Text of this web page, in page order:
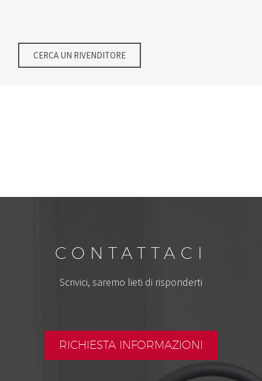
CERCA UN RIVENDITORE
CONTATTACI
Scrivici, saremo lieti di risponderti
RICHIESTA INFORMAZIONI